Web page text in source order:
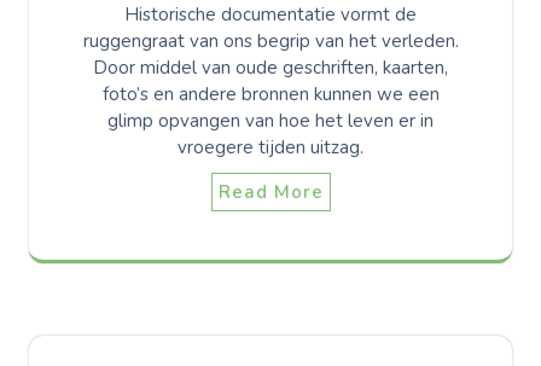
Historische documentatie vormt de
ruggengraat van ons begrip van het verleden.
Door middel van oude geschriften, kaarten,
foto’s en andere bronnen kunnen we een
glimp opvangen van hoe het leven er in
vroegere tijden uitzag.
Read More